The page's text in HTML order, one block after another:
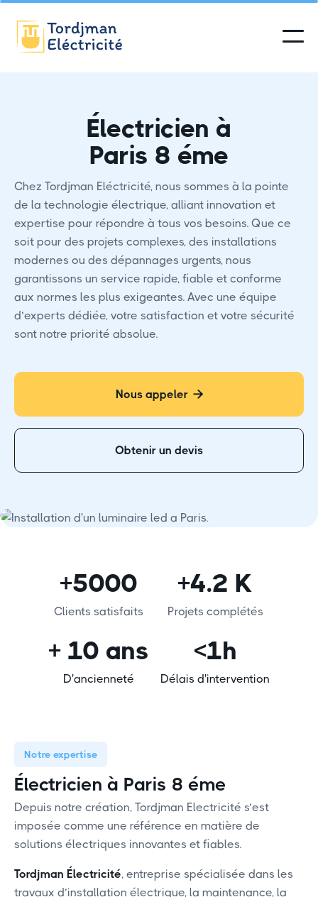
Électricien à
Paris 8 éme
Chez Tordjman Eléctricité, nous sommes à la pointe
de la technologie électrique, alliant innovation et
expertise pour répondre à tous vos besoins. Que ce
soit pour des projets complexes, des installations
modernes ou des dépannages urgents, nous
garantissons un service rapide, fiable et conforme
aux normes les plus exigeantes. Avec une équipe
d’experts dédiée, votre satisfaction et votre sécurité
sont notre priorité absolue.
Nous appeler 
Obtenir un devis
+5000
Clients satisfaits
+4.2 K
Projets complétés
+ 10 ans
D'ancienneté
<1h
Délais d'intervention
Notre expertise
Électricien à Paris 8 éme
Depuis notre création, Tordjman Electricité s’est
imposée comme une référence en matière de
solutions électriques innovantes et fiables.
Tordjman Électricité, entreprise spécialisée dans les
travaux d’installation électrique, la maintenance, la